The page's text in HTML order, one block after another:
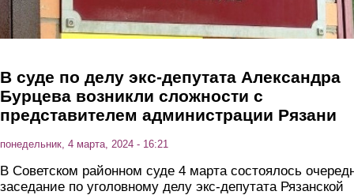
В суде по делу экс-депутата Александра
Бурцева возникли сложности с
представителем администрации Рязани
понедельник, 4 марта, 2024 - 16:21
В Советском районном суде 4 марта состоялось
заседание по уголовному делу экс-депутата Рязанской